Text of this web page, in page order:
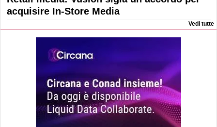
acquisire In-Store Media
Vedi tutte